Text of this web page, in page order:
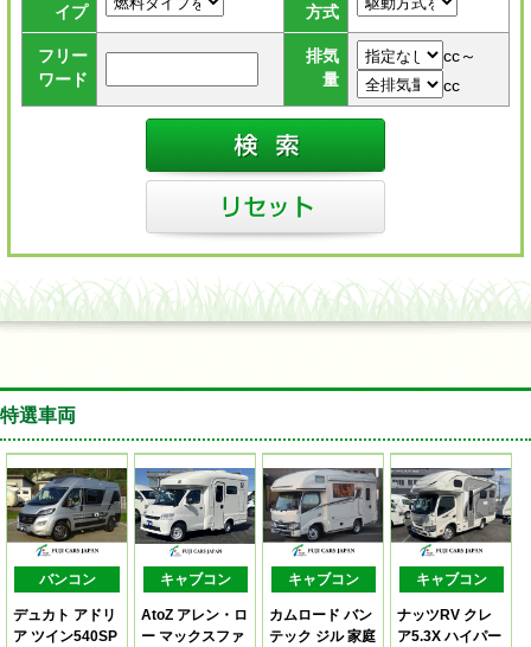
イプ
方式
フリー
ワード
排気
量
cc～
cc
特選車両
バンコン
デュカト アドリ
ア ツイン540SP
キャブコン
AtoZ アレン・ロ
ー マックスファ
キャブコン
カムロード バン
テック ジル 家庭
キャブコン
ナッツRV クレ
ア5.3X ハイパー